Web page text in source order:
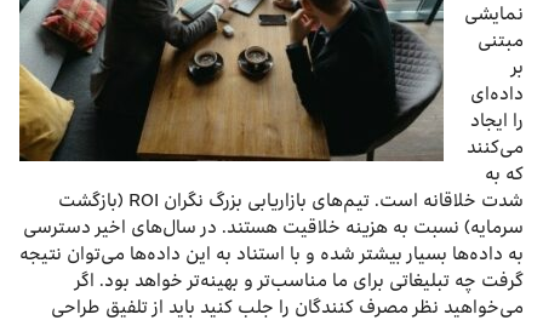
نمایشی
مبتنی
بر
داده‌ای
را ایجاد
می‌کنند
که به
شدت خلاقانه است. تیم‌های بازاریابی بزرگ نگران ROI (بازگشت
سرمایه) نسبت به هزینه خلاقیت هستند. در سال‌های اخیر دسترسی
به داده‌ها بسیار بیشتر شده و با استناد به این داده‌ها می‌توان نتیجه
گرفت چه تبلیغاتی برای ما مناسب‌تر و بهینه‌تر خواهد بود. اگر
می‌خواهید نظر مصرف کنندگان را جلب کنید باید از تلفیق طراحی